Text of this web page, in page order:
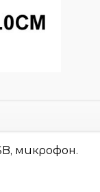
микрофон.